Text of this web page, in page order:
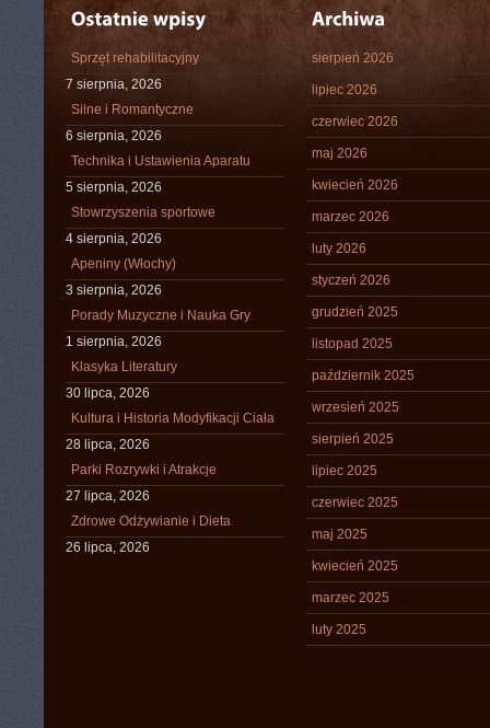
Sprzęt rehabilitacyjny
7 sierpnia, 2026
Silne i Romantyczne
6 sierpnia, 2026
Technika i Ustawienia Aparatu
5 sierpnia, 2026
Stowrzyszenia sportowe
4 sierpnia, 2026
Apeniny (Włochy)
3 sierpnia, 2026
Porady Muzyczne i Nauka Gry
1 sierpnia, 2026
Klasyka Literatury
30 lipca, 2026
Kultura i Historia Modyfikacji Ciała
28 lipca, 2026
Parki Rozrywki i Atrakcje
27 lipca, 2026
Zdrowe Odżywianie i Dieta
26 lipca, 2026
sierpień 2026
lipiec 2026
czerwiec 2026
maj 2026
kwiecień 2026
marzec 2026
luty 2026
styczeń 2026
grudzień 2025
listopad 2025
październik 2025
wrzesień 2025
sierpień 2025
lipiec 2025
czerwiec 2025
maj 2025
kwiecień 2025
marzec 2025
luty 2025